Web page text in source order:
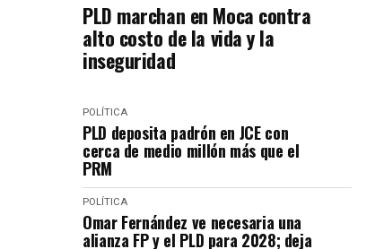
PLD marchan en Moca contra
alto costo de la vida y la
inseguridad
POLÍTICA
PLD deposita padrón en JCE con
cerca de medio millón más que el
PRM
POLÍTICA
Omar Fernández ve necesaria una
alianza FP y el PLD para 2028; deja